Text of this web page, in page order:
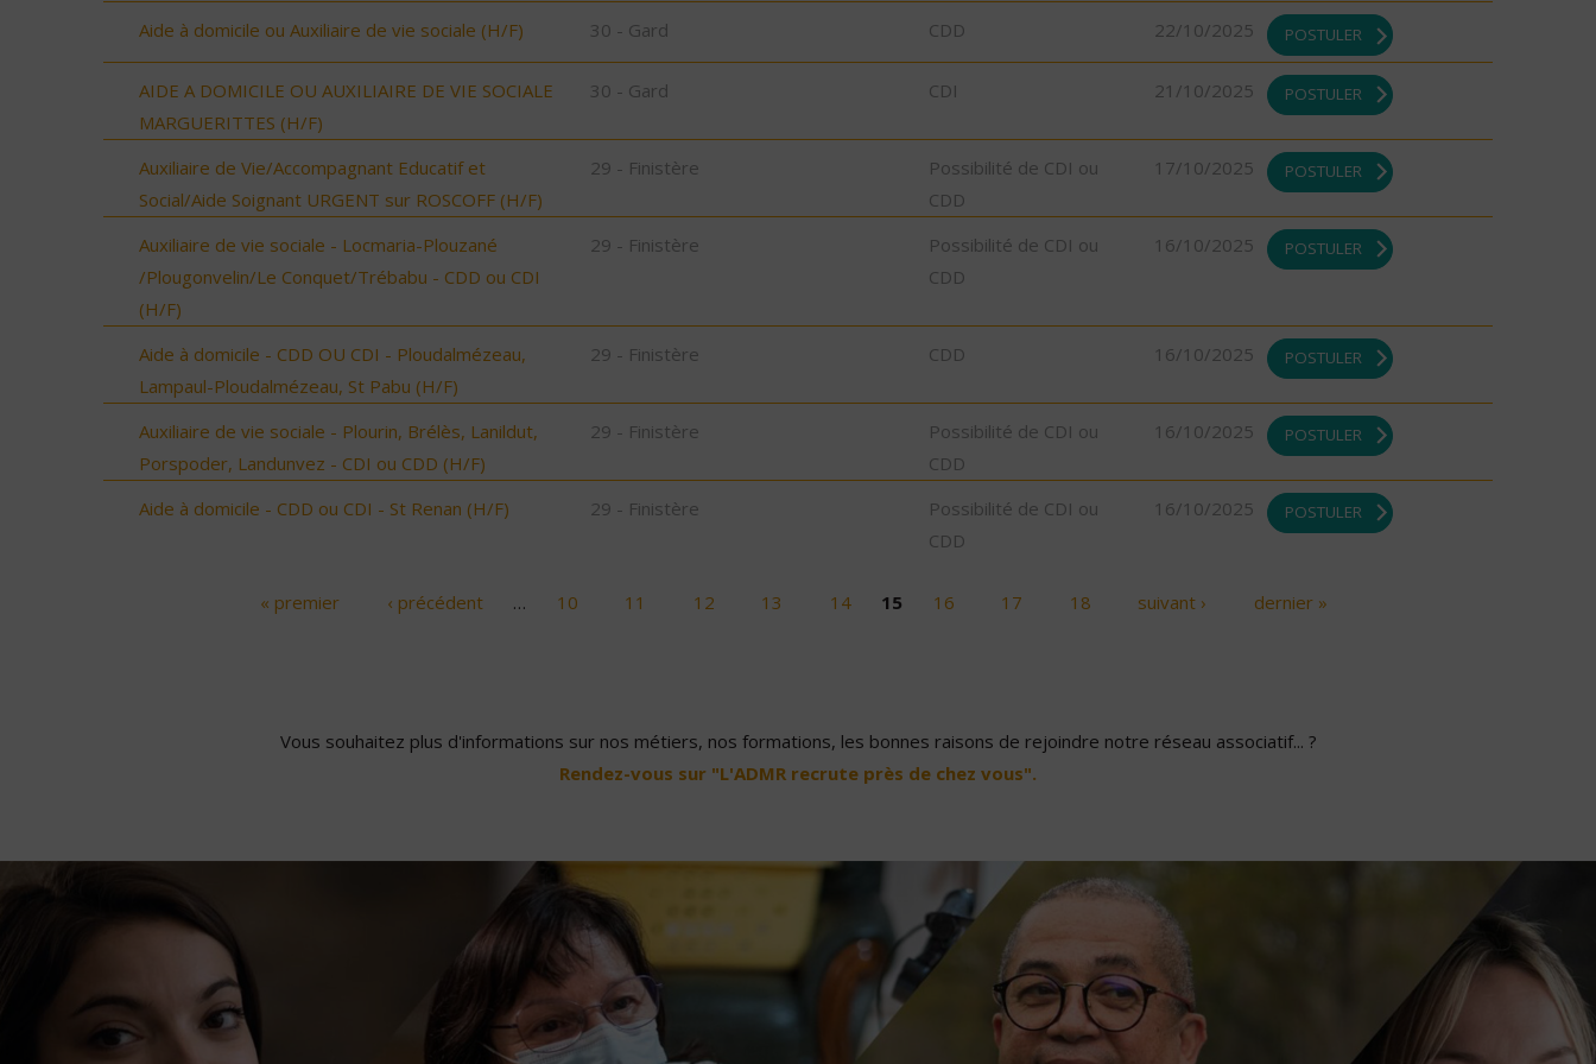
Aide à domicile ou Auxiliaire de vie sociale (H/F) 30 - Gard CDD 22/10/2025 POSTULER
AIDE A DOMICILE OU AUXILIAIRE DE VIE SOCIALE
MARGUERITTES (H/F)
30 - Gard CDI 21/10/2025 POSTULER
Auxiliaire de Vie/Accompagnant Educatif et
Social/Aide Soignant URGENT sur ROSCOFF (H/F)
29 - Finistère
Possibilité de CDI ou
CDD
17/10/2025 POSTULER
Auxiliaire de vie sociale - Locmaria-Plouzané
/Plougonvelin/Le Conquet/Trébabu - CDD ou CDI
(H/F)
29 - Finistère
Possibilité de CDI ou
CDD
16/10/2025 POSTULER
Aide à domicile - CDD OU CDI - Ploudalmézeau,
Lampaul-Ploudalmézeau, St Pabu (H/F)
29 - Finistère CDD 16/10/2025 POSTULER
Auxiliaire de vie sociale - Plourin, Brélès, Lanildut,
Porspoder, Landunvez - CDI ou CDD (H/F)
29 - Finistère
Possibilité de CDI ou
CDD
16/10/2025 POSTULER
Aide à domicile - CDD ou CDI - St Renan (H/F) 29 - Finistère
Possibilité de CDI ou
CDD
16/10/2025 POSTULER
« premier ‹ précédent … 10 11 12 13 14 15 16 17 18 suivant › dernier »
Vous souhaitez plus d'informations sur nos métiers, nos formations, les bonnes raisons de rejoindre notre réseau associatif... ?
Rendez-vous sur "L'ADMR recrute près de chez vous".